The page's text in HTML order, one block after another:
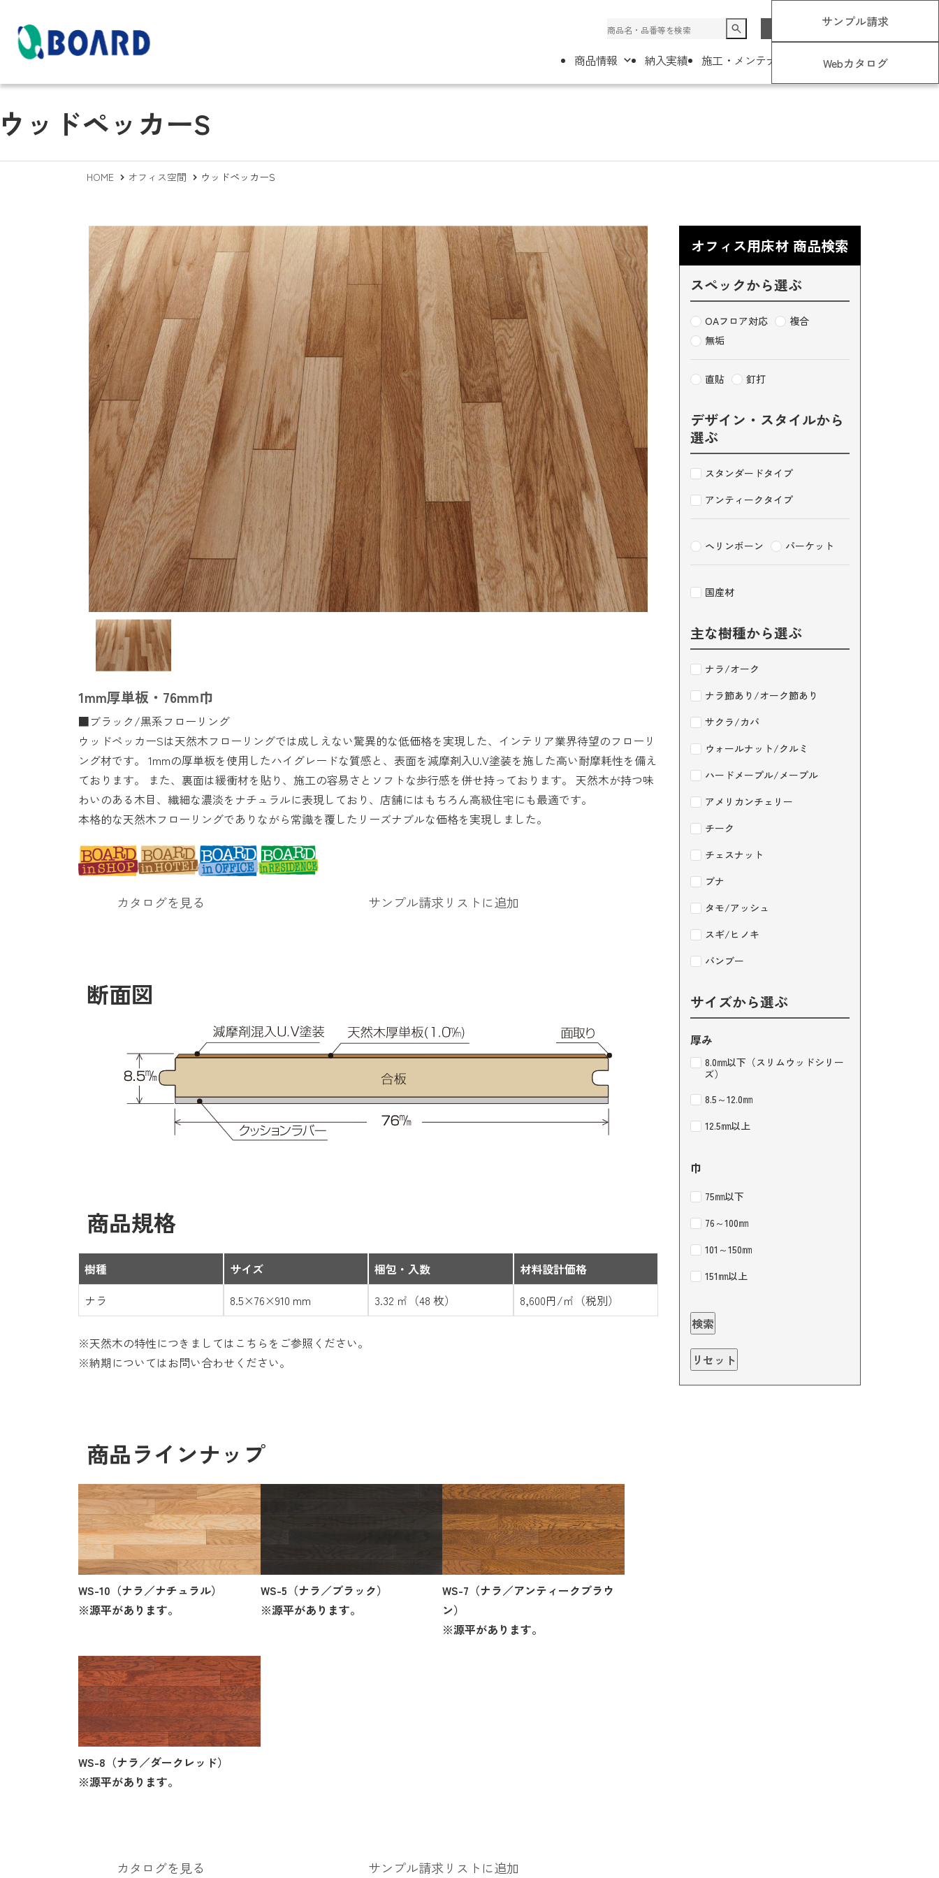
コラム
商品情報
商業空間 ホテル オフィス空間
住空間 壁・天井材
その他
納入実績 施工・メンテナンスについて
スについて
天然木の特性について 施工要領 メンテナンス
使用上のご注意 よくあるご質問
会社概要
ボードとは？ 事務所案内 主な取引先様
リクルート情報
サンプル請求
Webカタログ
ッドペッカーS
HOME オフィス空間 ウッドペッカーS
1mm厚単板・76mm巾
■ブラック/黒系フローリング
ウッドペッカーSは天然木フローリングでは成しえない驚異的な低価格を実現した、インテリア業界待望のフローリ
ング材です。 1mmの厚単板を使用したハイグレードな質感と、表面を減摩剤入U.V塗装を施した高い耐摩耗性を備え
ております。 また、裏面は緩衝材を貼り、施工の容易さとソフトな歩行感を併せ持っております。 天然木が持つ味
わいのある木目、繊細な濃淡をナチュラルに表現しており、店舗にはもちろん高級住宅にも最適です。
本格的な天然木フローリングでありながら常識を覆したリーズナブルな価格を実現しました。
カタログを見る サンプル請求リストに追加
断面図
商品規格
樹種 サイズ 梱包・入数
材料設計価格
ナラ
8.5×76×910 mm 3.32 ㎡（48 枚） 8,600円/㎡（税別）
※天然木の特性につきましては こちら をご参照ください。
※納期についてはお問い合わせください。
商品ラインナップ
WS-10（ナラ／ナチュラル）
※源平があります。
WS-5（ナラ／ブラック）
※源平があります。
WS-7（ナラ／アンティークブラウ
ン）
※源平があります。
WS-8（ナラ／ダークレッド）
※源平があります。
カタログを見る サンプル請求リストに追加
オフィス用床材 商品検索
スペックから選ぶ
OAフロア対応
複合
無垢
直貼 釘打
デザイン・スタイルから
選ぶ
スタンダードタイプ
アンティークタイプ
ヘリンボーン パーケット
国産材
主な樹種から選ぶ
ナラ/オーク
ナラ節あり/オーク節あり
サクラ/カバ
ウォールナット/クルミ
ハードメープル/メープル
アメリカンチェリー
チーク
チェスナット
ブナ
タモ/アッシュ
スギ/ヒノキ
バンブー
サイズから選ぶ
厚み
8.0㎜以下（スリムウッドシリー
ズ）
8.5～12.0㎜
12.5㎜以上
巾
75㎜以下
76～100㎜
101～150㎜
151㎜以上